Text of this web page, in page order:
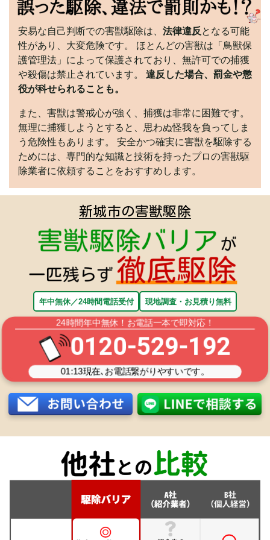
安易な自己判断での害獣駆除は、 法律違反 となる可能
性があり、大変危険です。 ほとんどの害獣は「鳥獣保
護管理法」によって保護されており、無許可での捕獲
や殺傷は禁止されています。 違反した場合、罰金や懲
役が科せられることも。
また、害獣は警戒心が強く、捕獲は非常に困難です。
無理に捕獲しようとすると、思わぬ怪我を負ってしま
う危険性もあります。 安全かつ確実に害獣を駆除する
ためには、専門的な知識と技術を持ったプロの害獣駆
除業者に依頼することをおすすめします。
新城市の害獣駆除
年中無休／24時間電話受付 現地調査・お見積り無料
24時間年中無休！お電話一本で即対応！
0120-529-192
01:13現在､お電話繋がりやすいです。